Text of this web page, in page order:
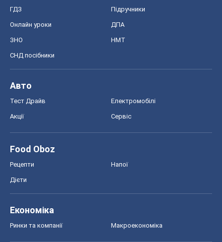
ГДЗ Підручники
Онлайн уроки ДПА
ЗНО НМТ
СНД посібники
Авто
Тест Драйв Електромобілі
Акції Сервіс
Food Oboz
Рецепти Напої
Дієти
Економіка
Ринки та компанії Макроекономіка